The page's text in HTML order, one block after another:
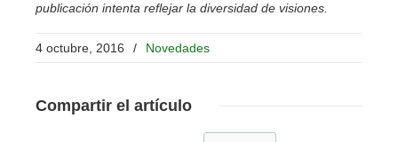
publicación intenta reflejar la diversidad de visiones.
4 octubre, 2016 / Novedades
Compartir el artículo